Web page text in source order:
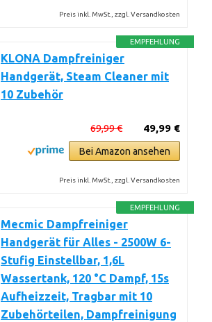
Preis inkl. MwSt., zzgl. Versandkosten
EMPFEHLUNG
KLONA Dampfreiniger
Handgerät, Steam Cleaner mit
10 Zubehör
49,99 €
69,99 €
Bei Amazon ansehen
Preis inkl. MwSt., zzgl. Versandkosten
EMPFEHLUNG
Mecmic Dampfreiniger
Handgerät für Alles - 2500W 6-
Stufig Einstellbar, 1,6L
Wassertank, 120 °C Dampf, 15s
Aufheizzeit, Tragbar mit 10
Zubehörteilen, Dampfreinigung